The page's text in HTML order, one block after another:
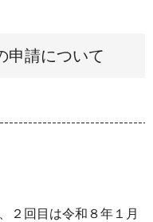
申請について
２回目は令和８年１月